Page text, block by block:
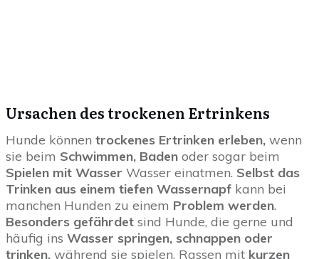
Ursachen des trockenen Ertrinkens
Hunde können trockenes Ertrinken erleben, wenn
sie beim Schwimmen, Baden oder sogar beim
Spielen mit Wasser Wasser einatmen. Selbst das
Trinken aus einem tiefen Wassernapf kann bei
manchen Hunden zu einem Problem werden.
Besonders gefährdet sind Hunde, die gerne und
häufig ins Wasser springen, schnappen oder
trinken, während sie spielen. Rassen mit kurzen